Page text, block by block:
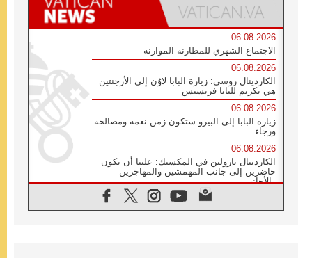
06.08.2026
الاجتماع الشهري للمطارنة الموارنة
06.08.2026
الكاردينال روسي: زيارة البابا لاوُن إلى الأرجنتين
هي تكريم للبابا فرنسيس
06.08.2026
زيارة البابا إلى البيرو ستكون زمن نعمة ومصالحة
ورجاء
06.08.2026
الكاردينال بارولين في المكسيك: علينا أن نكون
حاضرين إلى جانب المهمشين والمهاجرين
والأجانب
البابا لاوُن الرابع عشر للشباب في أسيزي: